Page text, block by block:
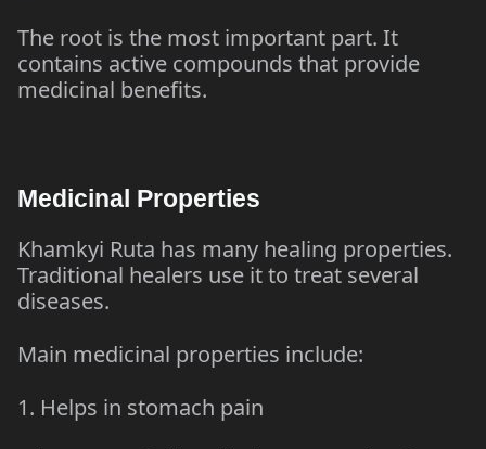
The root is the most important part. It
contains active compounds that provide
medicinal benefits.
Medicinal Properties
Khamkyi Ruta has many healing properties.
Traditional healers use it to treat several
diseases.
Main medicinal properties include:
1. Helps in stomach pain